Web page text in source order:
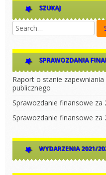
SZUKAJ
SPRAWOZDANIA
Raport o stanie
publicznego
Sprawozdanie finansowe za
Sprawozdanie finansowe za
WYDARZENIA 2021/